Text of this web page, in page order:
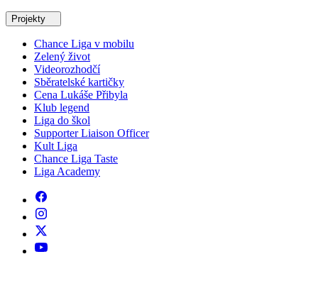
Projekty
Chance Liga v mobilu
Zelený život
Videorozhodčí
Sběratelské kartičky
Cena Lukáše Přibyla
Klub legend
Liga do škol
Supporter Liaison Officer
Kult Liga
Chance Liga Taste
Liga Academy